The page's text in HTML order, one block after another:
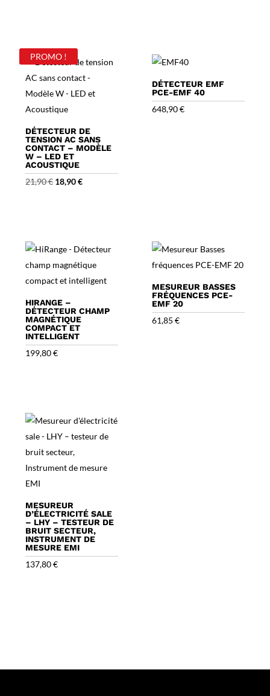
PROMO !
DÉTECTEUR DE
TENSION AC SANS
CONTACT – MODÈLE
W – LED ET
ACOUSTIQUE
21,90€ Le
18,90€Le
DÉTECTEUR EMF
PCE-EMF 40
648,90€
HIRANGE –
DÉTECTEUR CHAMP
MAGNÉTIQUE
COMPACT ET
INTELLIGENT
199,80€
MESUREUR BASSES
FRÉQUENCES PCE-
EMF 20
61,85€
MESUREUR
D’ÉLECTRICITÉ SALE
– LHY – TESTEUR DE
BRUIT SECTEUR,
INSTRUMENT DE
MESURE EMI
137,80€